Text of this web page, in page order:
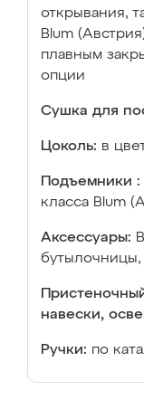
открывания,
Blum
плавным
опции
Сушка для
Цоколь: в
Подъемники :
класса Blum
Аксессуары:
навески,
Ручки: по